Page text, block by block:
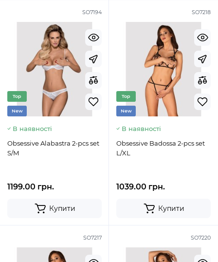
SO7194
Top
New
В наявності
Obsessive Alabastra 2-pcs set
S/M
1199.00 грн.
Купити
SO7218
Top
New
В наявності
Obsessive Badossa 2-pcs set
L/XL
1039.00 грн.
Купити
SO7217 SO7220